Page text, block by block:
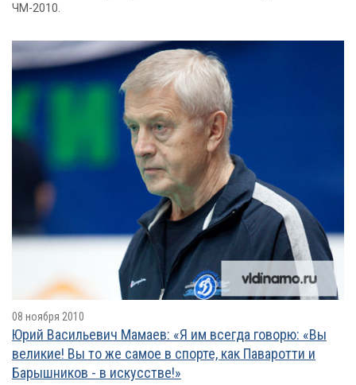
ЧМ-2010.
08 ноября 2010
Юрий Васильевич Мамаев: «Я им всегда говорю: «Вы
великие! Вы то же самое в спорте, как Паваротти и
Барышников - в искусстве!»